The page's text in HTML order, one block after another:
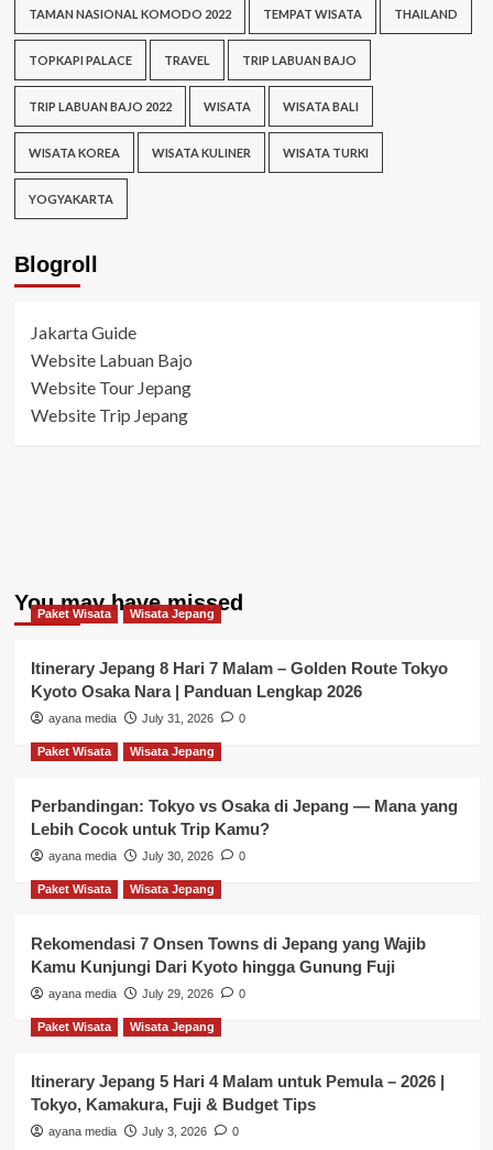
TAMAN NASIONAL KOMODO 2022 TEMPAT WISATA THAILAND
TOPKAPI PALACE TRAVEL TRIP LABUAN BAJO
TRIP LABUAN BAJO 2022 WISATA WISATA BALI
WISATA KOREA WISATA KULINER WISATA TURKI
YOGYAKARTA
Blogroll
Jakarta Guide
Website Labuan Bajo
Website Tour Jepang
Website Trip Jepang
You may have missed
Paket Wisata Wisata Jepang
Itinerary Jepang 8 Hari 7 Malam – Golden Route Tokyo
Kyoto Osaka Nara | Panduan Lengkap 2026
ayana media July 31, 2026 0
Paket Wisata Wisata Jepang
Perbandingan: Tokyo vs Osaka di Jepang — Mana yang
Lebih Cocok untuk Trip Kamu?
ayana media July 30, 2026 0
Paket Wisata Wisata Jepang
Rekomendasi 7 Onsen Towns di Jepang yang Wajib
Kamu Kunjungi Dari Kyoto hingga Gunung Fuji
ayana media July 29, 2026 0
Paket Wisata Wisata Jepang
Itinerary Jepang 5 Hari 4 Malam untuk Pemula – 2026 |
Tokyo, Kamakura, Fuji & Budget Tips
ayana media July 3, 2026 0